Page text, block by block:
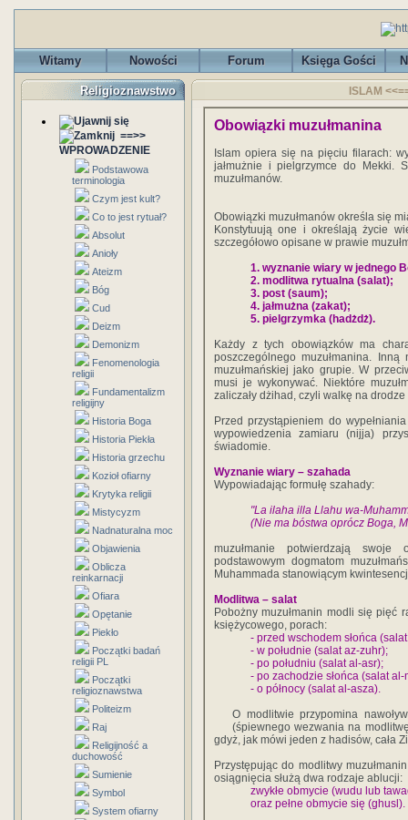
Witamy Nowości Forum Księga Gości
Religioznawstwo
==>>
WPROWADZENIE
Podstawowa
terminologia
Czym jest kult?
Co to jest rytuał?
Absolut
Anioły
Ateizm
Bóg
Cud
Deizm
Demonizm
Fenomenologia
religii
Fundamentalizm
religijny
Historia Boga
Historia Piekła
Historia grzechu
Kozioł ofiarny
Krytyka religii
Mistycyzm
Nadnaturalna moc
Objawienia
Oblicza
reinkarnacji
Ofiara
Opętanie
Piekło
Początki badań
religii PL
Początki
religioznawstwa
Politeizm
Raj
Religijność a
duchowość
Sumienie
Symbol
System ofiarny
ISLAM
Obowiązki muzułmanina
Islam opiera się na pięciu filarach:
jałmużnie i pielgrzymce do Mekki.
muzułmanów.
Obowiązki muzułmanów określa się
Konstytuują one i określają życie
szczegółowo opisane w prawie
1. wyznanie wiary w jednego
2. modlitwa rytualna (salat);
3. post (saum);
4. jałmużna (zakat);
5. pielgrzymka (hadżdż).
Każdy z tych obowiązków ma
poszczególnego muzułmanina.
muzułmańskiej jako grupie. W
musi je wykonywać. Niektóre
zaliczały dżihad, czyli walkę na drodze
Przed przystąpieniem do
wypowiedzenia zamiaru (nijja)
świadomie.
Wyznanie wiary – szahada
Wypowiadając formułę szahady:
"La ilaha illa Llahu wa-
(Nie ma bóstwa oprócz Boga,
muzułmanie potwierdzają
podstawowym dogmatom
Muhammada stanowiącym
Modlitwa – salat
Pobożny muzułmanin modli się pięć
księżycowego, porach:
- przed wschodem słońca
- w południe (salat az-zuhr);
- po południu (salat al-asr);
- po zachodzie słońca (salat
- o północy (salat al-asza).
O modlitwie przypomina
(śpiewnego wezwania na
gdyż, jak mówi jeden z hadisów, cała
Przystępując do modlitwy
osiągnięcia służą dwa rodzaje ablucji:
zwykłe obmycie (wudu lub
oraz pełne obmycie się (ghusl).